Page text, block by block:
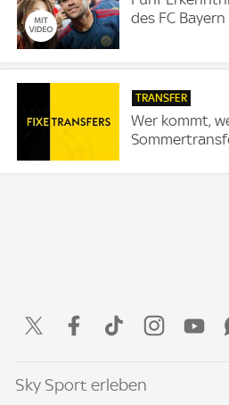
des FC Bayern
TRANSFER
Wer kommt,
Sky Sport erleben